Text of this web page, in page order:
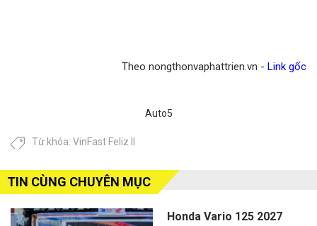
Theo nongthonvaphattrien.vn - Link gốc
Auto5
Từ khóa: VinFast Feliz II
TIN CÙNG CHUYÊN MỤC
Honda Vario 125 2027